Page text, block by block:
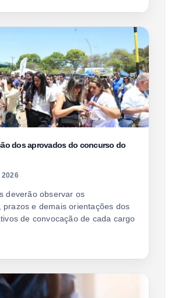
dos aprovados do concurso do
2026
deverão observar os
prazos e demais orientações dos
de convocação de cada cargo